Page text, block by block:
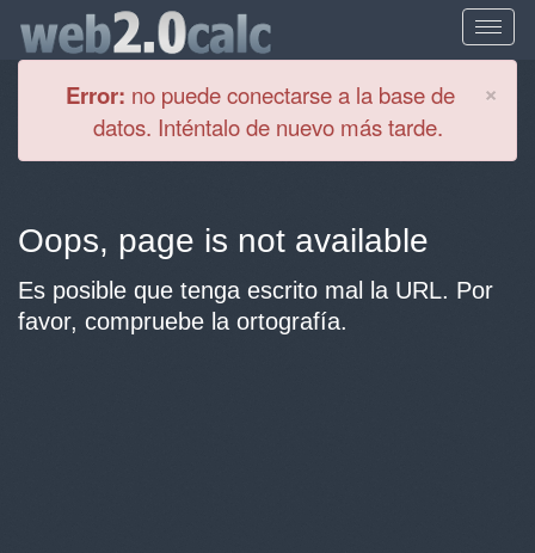
×
Error: no puede conectarse a la base de
datos. Inténtalo de nuevo más tarde.
Oops, page is not available
Es posible que tenga escrito mal la URL. Por
favor, compruebe la ortografía.